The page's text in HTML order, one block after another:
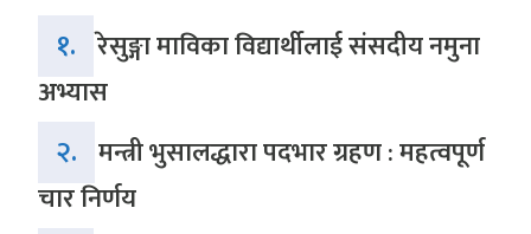
१. रेसुङ्गा माविका विद्यार्थीलाई संसदीय नमुना
अभ्यास
२. मन्त्री भुसालद्धारा पदभार ग्रहण : महत्वपूर्ण
चार निर्णय